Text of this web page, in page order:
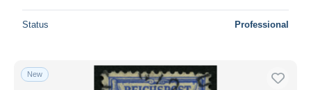
Status Professional
New